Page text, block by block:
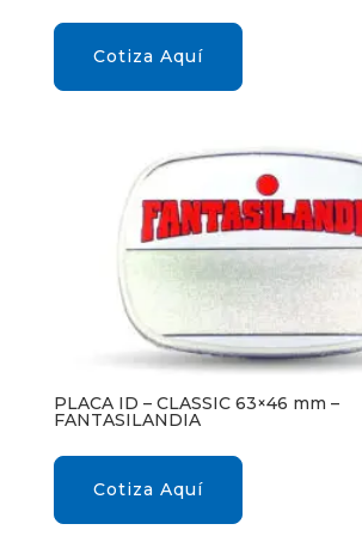
Cotiza Aquí
PLACA ID – CLASSIC 63×46 mm –
FANTASILANDIA
Cotiza Aquí